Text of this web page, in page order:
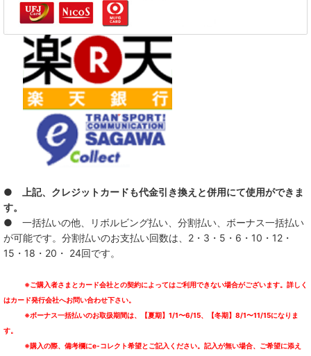
● 上記、クレジットカードも代金引き換えと併用にて使用ができま
す。
● 一括払いの他、リボルビング払い、分割払い、ボーナス一括払い
が可能です。分割払いのお支払い回数は、2・3・5・6・10・12・
15・18・20・ 24回です。
※ご購入者さまとカード会社との契約によってはご利用できない場合がございます。詳しく
はカード発行会社へお問い合わせ下さい。
※ボーナス一括払いのお取扱期間は、【夏期】1/1〜6/15、【冬期】8/1〜11/15になりま
す。
※購入の際、備考欄にe-コレクト希望とご記入ください。記入が無い場合、ご希望に添え